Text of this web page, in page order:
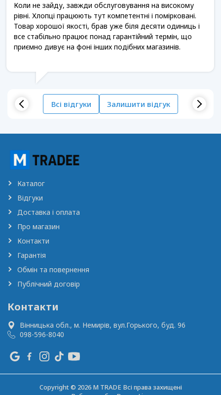
Коли не зайду, завжди обслуговування на високому
рівні. Хлопці працюють тут компетентні і помірковані.
Товар хорошої якості, брав уже біля десяти одиниць і
все стабільно працює понад гарантійний термін, що
приємно дивує на фоні інших подібних магазинів.
Всі відгуки Залишити відгук
Каталог
Відгуки
Доставка і оплата
Про магазин
Контакти
Гарантія
Обмін та повернення
Публічний договір
Контакти
Вінницька обл., м. Немирів, вул.Горького, буд. 96
098-596-8040
Copyright © 2026 M TRADE Всі права захищені